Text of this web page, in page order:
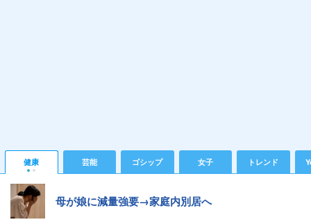
健康 芸能 ゴシップ 女子 トレンド
母が娘に減量強要→家庭内別居へ